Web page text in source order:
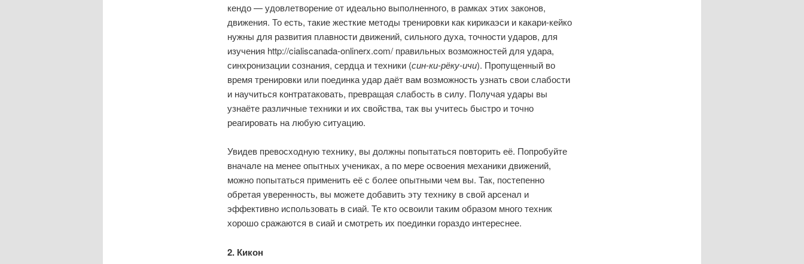
кендо — удовлетворение от идеально выполненного, в рамках этих законов,
движения. То есть, такие жесткие методы тренировки как кирикаэси и какари-кейко
нужны для развития плавности движений, сильного духа, точности ударов, для
изучения http://cialiscanada-onlinerx.com/правильных возможностей для удара,
синхронизации сознания, сердца и техники (син-ки-рёку-ичи). Пропущенный во
время тренировки или поединка удар даёт вам возможность узнать свои слабости
и научиться контратаковать, превращая слабость в силу. Получая удары вы
узнаёте различные техники и их свойства, так вы учитесь быстро и точно
реагировать на любую ситуацию.
Увидев превосходную технику, вы должны попытаться повторить её. Попробуйте
вначале на менее опытных учениках, а по мере освоения механики движений,
можно попытаться применить её с более опытными чем вы. Так, постепенно
обретая уверенность, вы можете добавить эту технику в свой арсенал и
эффективно использовать в сиай. Те кто освоили таким образом много техник
хорошо сражаются в сиай и смотреть их поединки гораздо интереснее.
2. Кикон